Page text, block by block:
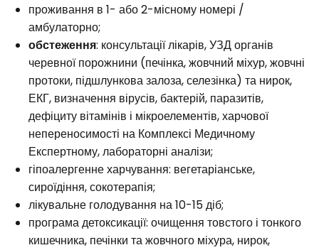
проживання в 1- або 2-місному номері /
амбулаторно;
обстеження: консультації лікарів, УЗД органів
черевної порожнини (печінка, жовчний міхур, жовчні
протоки, підшлункова залоза, селезінка) та нирок,
ЕКГ, визначення вірусів, бактерій, паразитів,
дефіциту вітамінів і мікроелементів, харчової
непереносимості на Комплексі Медичному
Експертному, лабораторні аналізи;
гіпоалергенне харчування: вегетаріанське,
сироїдіння, сокотерапія;
лікувальне голодування на 10-15 діб;
програма детоксикації: очищення товстого і тонкого
кишечника, печінки та жовчного міхура, нирок,